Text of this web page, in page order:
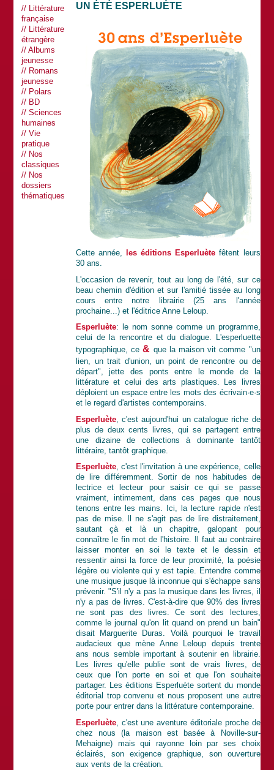
Littérature
française
Littérature
étrangère
Albums
jeunesse
Romans
jeunesse
Polars
BD
Sciences
humaines
Vie
pratique
Nos
classiques
Nos
dossiers
thématiques
UN ÉTÉ ESPERLUÈTE
Cette année, les éditions Esperluète fêtent leurs
30 ans.
L'occasion de revenir, tout au long de l'été, sur ce
beau chemin d'édition et sur l'amitié tissée au long
cours entre notre librairie (25 ans l'année
prochaine...) et l'éditrice Anne Leloup.
Esperluète: le nom sonne comme un programme,
celui de la rencontre et du dialogue. L'esperluette
typographique, ce& que la maison vit comme "un
lien, un trait d'union, un point de rencontre ou de
départ", jette des ponts entre le monde de la
littérature et celui des arts plastiques. Les livres
déploient un espace entre les mots des écrivain·e·s
et le regard d'artistes contemporains.
Esperluète, c'est aujourd'hui un catalogue riche de
plus de deux cents livres, qui se partagent entre
une dizaine de collections à dominante tantôt
littéraire, tantôt graphique.
Esperluète, c'est l'invitation à une expérience, celle
de lire différemment. Sortir de nos habitudes de
lectrice et lecteur pour saisir ce qui se passe
vraiment, intimement, dans ces pages que nous
tenons entre les mains. Ici, la lecture rapide n'est
pas de mise. Il ne s'agit pas de lire distraitement,
sautant çà et là un chapitre, galopant pour
connaître le fin mot de l'histoire. Il faut au contraire
laisser monter en soi le texte et le dessin et
ressentir ainsi la force de leur proximité, la poésie
légère ou violente qui y est tapie. Entendre comme
une musique jusque là inconnue qui s'échappe sans
prévenir. "S'il n'y a pas la musique dans les livres, il
n'y a pas de livres. C'est-à-dire que 90% des livres
ne sont pas des livres. Ce sont des lectures,
comme le journal qu'on lit quand on prend un bain"
disait Marguerite Duras. Voilà pourquoi le travail
audacieux que mène Anne Leloup depuis trente
ans nous semble important à soutenir en librairie.
Les livres qu'elle publie sont de vrais livres, de
ceux que l'on porte en soi et que l'on souhaite
partager. Les éditions Esperluète sortent du monde
éditorial trop convenu et nous proposent une autre
porte pour entrer dans la littérature contemporaine.
Esperluète, c'est une aventure éditoriale proche de
chez nous (la maison est basée à Noville-sur-
Mehaigne) mais qui rayonne loin par ses choix
éclairés, son exigence graphique, son ouverture
aux vents de la création.